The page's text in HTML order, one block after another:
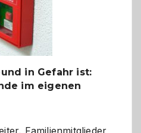
in Gefahr ist:
im eigenen